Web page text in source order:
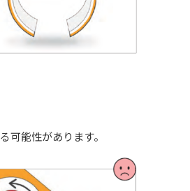
可能性があります。